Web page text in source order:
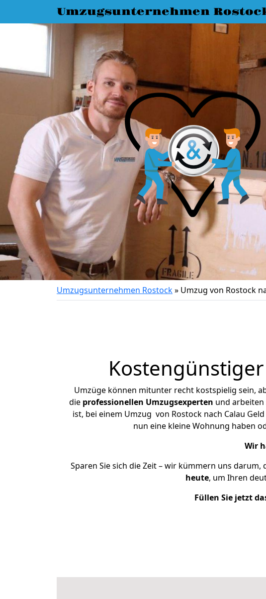
Umzugsunternehmen
Umzugsunternehmen Rostock» Umzug von Rostock
Umzüge können mitunter recht kostspielig sein,
die professionellen Umzugsexperten und
ist, bei einem Umzug von Rostock nach Calau
nun eine kleine Wohnung haben
Wir
Sparen Sie sich die Zeit – wir kümmern uns darum,
heute, um Ihren
Füllen Sie jetzt